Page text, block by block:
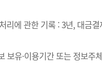
리에 관한 기록 : 3년, 대금
유·이용기간 또는 정보주